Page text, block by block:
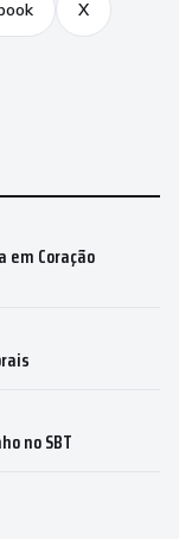
X
Coração
no SBT